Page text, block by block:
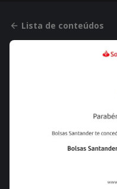
Lista de conteúdos